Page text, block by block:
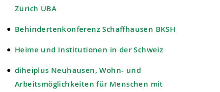
Zürich UBA
Behindertenkonferenz Schaffhausen BKSH
Heime und Institutionen in der Schweiz
diheiplus Neuhausen, Wohn- und
Arbeitsmöglichkeiten für Menschen mit